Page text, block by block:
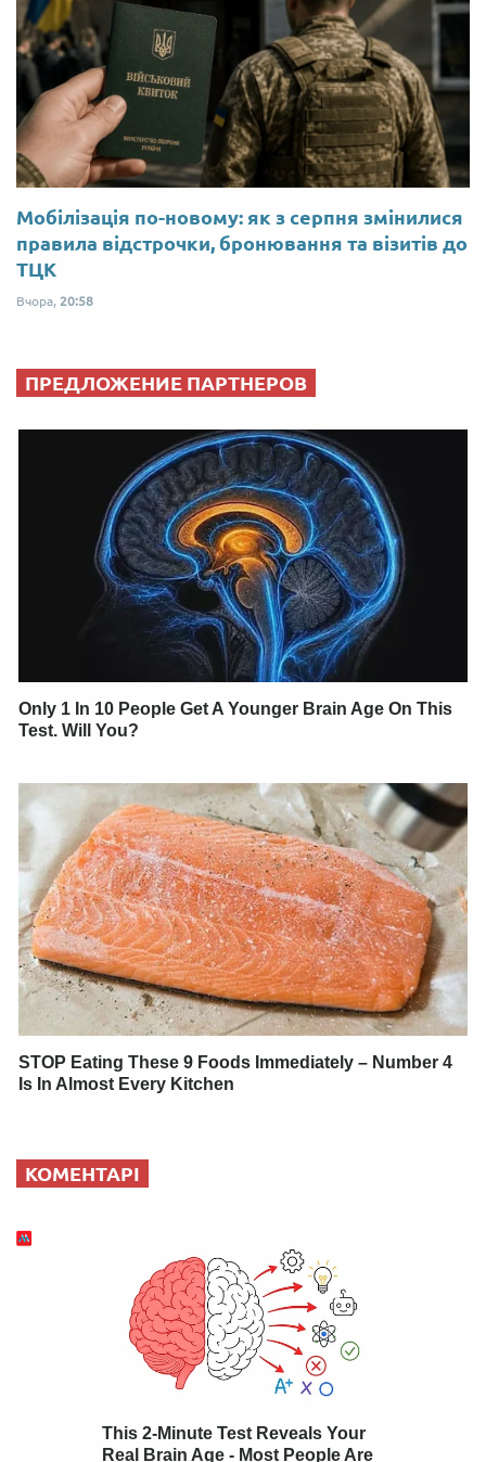
Мобілізація по-новому: як з серпня змінилися
правила відстрочки, бронювання та візитів до
ТЦК
Вчора, 20:58
ПРЕДЛОЖЕНИЕ ПАРТНЕРОВ
Only 1 In 10 People Get A Younger Brain Age On This
Test. Will You?
STOP Eating These 9 Foods Immediately – Number 4
Is In Almost Every Kitchen
КОМЕНТАРІ